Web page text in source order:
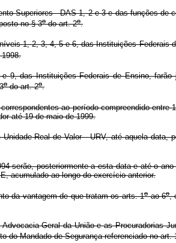
Superiores - DAS 1, 2 e 3 e das funções de
no § 3odo art. 2o.
1, 2, 3, 4, 5 e 6, das Instituições Federais
Instituições Federais de Ensino, farão
odo art. 2o.
ao período compreendido entre 1
até 19 de maio de 1999.
Real de Valor - URV, até aquela
serão, posteriormente a esta data e até o
acumulado ao longo do exercício anterior.
da vantagem de que tratam os arts. 1oao 6o,
Geral da União e as Procuradorias
do Mandado de Segurança referenciado no art.